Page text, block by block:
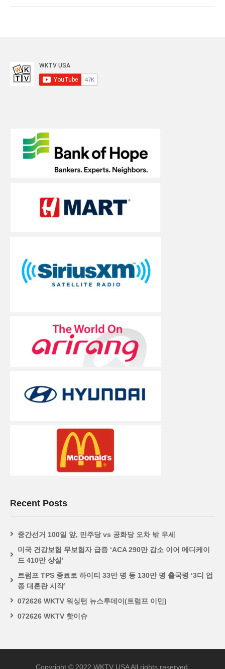
Recent Posts
중간선거 100일 앞, 민주당 vs 공화당 오차 밖 우세
미국 건강보험 무보험자 급증 ‘ACA 290만 감소 이어 메디케이
드 410만 상실’
트럼프 TPS 종료로 하이티 33만 명 등 130만 명 출국령 ‘3디 업
종 대혼란 시작’
072626 WKTV 워싱턴 뉴스투데이(트럼프 이민)
072626 WKTV 핫이슈
Copyright © 2022 WKTV USA All rights reserved.